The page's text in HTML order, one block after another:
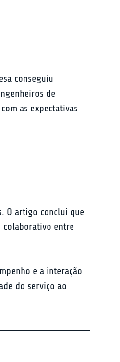
conseguiu
de
as expectativas
O artigo conclui que
colaborativo entre
e a interação
do serviço ao